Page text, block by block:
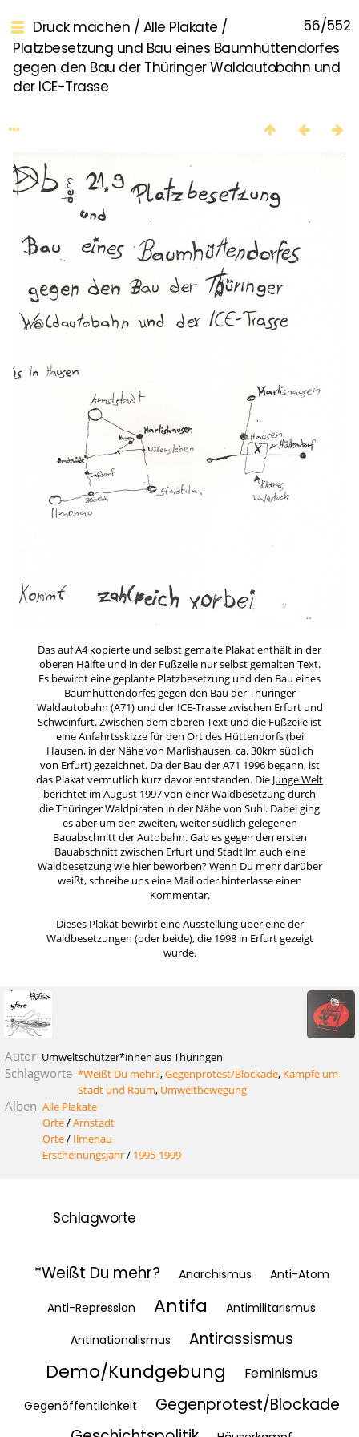
56/552
Druck machen / Alle Plakate /
Platzbesetzung und Bau eines Baumhüttendorfes
gegen den Bau der Thüringer Waldautobahn und
der ICE-Trasse
Das auf A4 kopierte und selbst gemalte Plakat enthält in der
oberen Hälfte und in der Fußzeile nur selbst gemalten Text.
Es bewirbt eine geplante Platzbesetzung und den Bau eines
Baumhüttendorfes gegen den Bau der Thüringer
Waldautobahn (A71) und der ICE-Trasse zwischen Erfurt und
Schweinfurt. Zwischen dem oberen Text und die Fußzeile ist
eine Anfahrtsskizze für den Ort des Hüttendorfs (bei
Hausen, in der Nähe von Marlishausen, ca. 30km südlich
von Erfurt) gezeichnet. Da der Bau der A71 1996 begann, ist
das Plakat vermutlich kurz davor entstanden. Die Junge Welt
berichtet im August 1997von einer Waldbesetzung durch
die Thüringer Waldpiraten in der Nähe von Suhl. Dabei ging
es aber um den zweiten, weiter südlich gelegenen
Bauabschnitt der Autobahn. Gab es gegen den ersten
Bauabschnitt zwischen Erfurt und Stadtilm auch eine
Waldbesetzung wie hier beworben? Wenn Du mehr darüber
weißt, schreibe uns eine Mail oder hinterlasse einen
Kommentar.
Dieses Plakatbewirbt eine Ausstellung über eine der
Waldbesetzungen (oder beide), die 1998 in Erfurt gezeigt
wurde.
Autor Umweltschützer*innen aus Thüringen
Schlagworte *Weißt Du mehr?,Gegenprotest/Blockade, Kämpfe um
Stadt und Raum, Umweltbewegung
Alben Alle Plakate
Orte/Arnstadt
Orte/ Ilmenau
Erscheinungsjahr/ 1995-1999
Schlagworte
*Weißt Du mehr? Anarchismus Anti-Atom
Anti-Repression Antifa
Antimilitarismus
Antinationalismus
Antirassismus
Demo/Kundgebung Feminismus
Gegenöffentlichkeit
Gegenprotest/Blockade